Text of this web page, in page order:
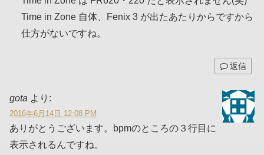
Time in Zone 自体、Fenix 3 が出たあたりからですから
仕方がないですね。
返信
gota より:
2016年6月14日 12:08 PM
ありがとうございます。bpmのところの３行目に
表示されるんですね。